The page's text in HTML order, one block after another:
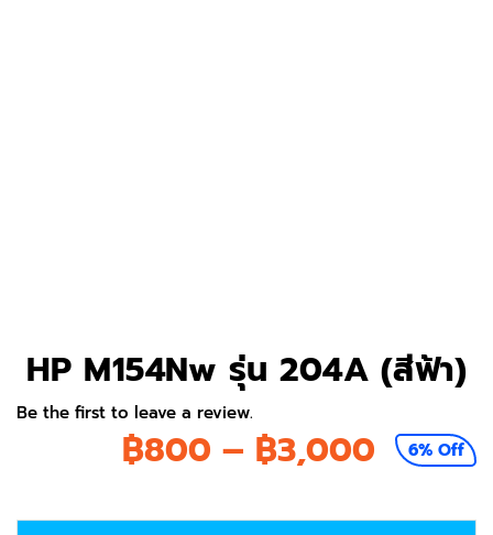
HP M154Nw รุ่น 204A (สีฟ้า)
Be the first to leave a review.
฿800 – ฿3,000Price
6% Off